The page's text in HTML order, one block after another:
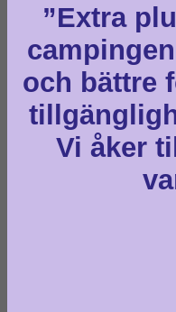
”Extra
och bättre
Vi åker